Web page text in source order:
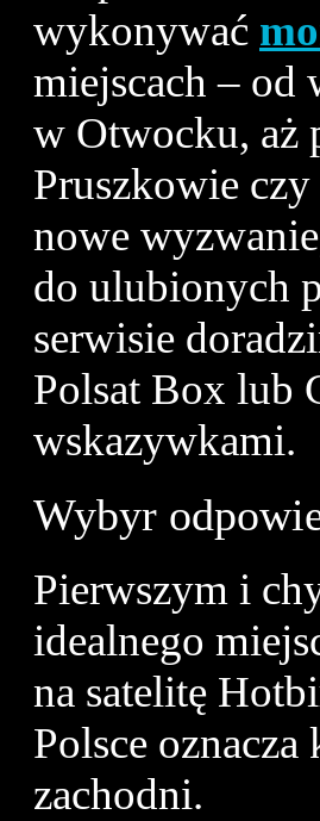
wykonywać
miejscach – od
w Otwocku, aż
Pruszkowie
nowe
do ulubionych
serwisie
Polsat Box lub
wskazуwkami.
Wybуr
Pierwszym i
idealnego
na satelitę
Polsce
zachodni.